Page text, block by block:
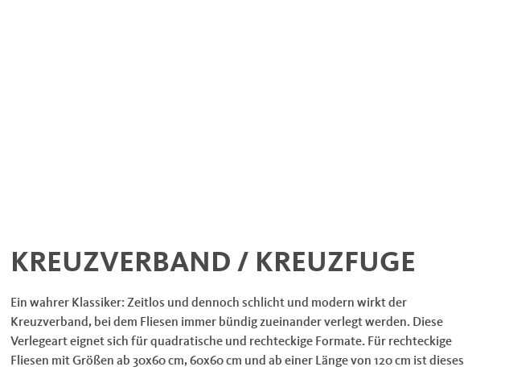
KREUZVERBAND / KREUZFUGE
Ein wahrer Klassiker: Zeitlos und dennoch schlicht und modern wirkt der
Kreuzverband, bei dem Fliesen immer bündig zueinander verlegt werden. Diese
Verlegeart eignet sich für quadratische und rechteckige Formate. Für rechteckige
Fliesen mit Größen ab 30x60 cm, 60x60 cm und ab einer Länge von 120 cm ist dieses